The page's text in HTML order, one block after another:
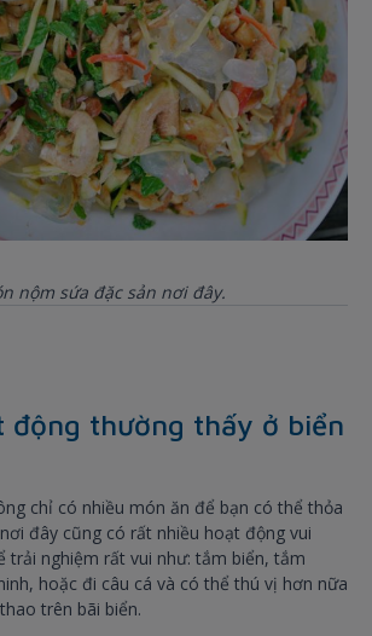
nộm sứa đặc sản nơi đây.
động thường thấy ở biển
chỉ có nhiều món ăn để bạn có thể thỏa
đây cũng có rất nhiều hoạt động vui
trải nghiệm rất vui như: tắm biển, tắm
hoặc đi câu cá và có thể thú vị hơn nữa
trên bãi biển.